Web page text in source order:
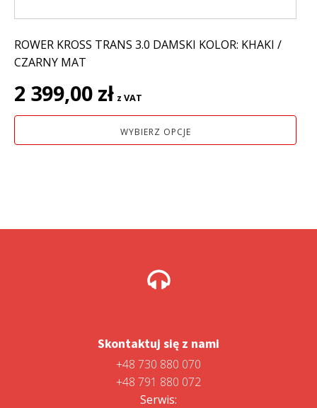
ROWER KROSS TRANS 3.0 DAMSKI KOLOR: KHAKI /
CZARNY MAT
2 399,00 zł z VAT
WYBIERZ OPCJE
Skontaktuj się z nami
+48 730 880 070
+48 791 880 072
Serwis: